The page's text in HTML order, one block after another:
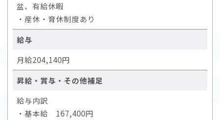
盆、有給休暇
・産休・育休制度あり
給与
月給204,140円
昇給・賞与・その他補足
給与内訳
・基本給 167,400円